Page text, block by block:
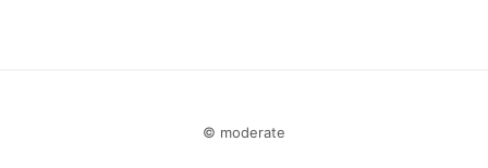
© moderate